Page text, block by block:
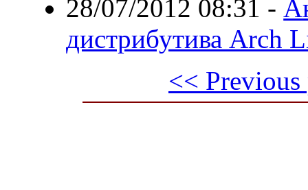
28/07/2012 08:31 -
дистрибутива Arch
<< Previous